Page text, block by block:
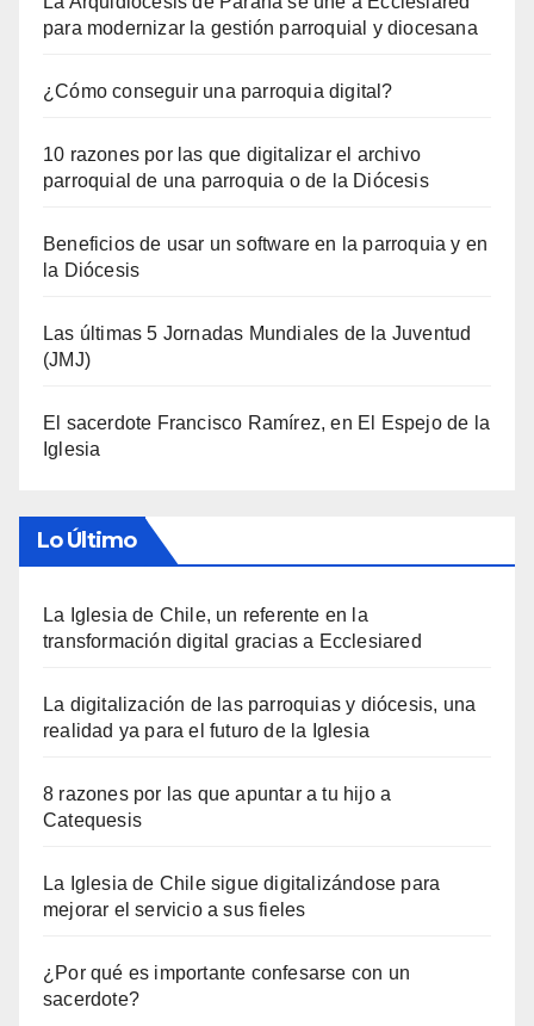
para modernizar la gestión parroquial y diocesana
¿Cómo conseguir una parroquia digital?
10 razones por las que digitalizar el archivo
parroquial de una parroquia o de la Diócesis
Beneficios de usar un software en la parroquia y en
la Diócesis
Las últimas 5 Jornadas Mundiales de la Juventud
(JMJ)
El sacerdote Francisco Ramírez, en El Espejo de la
Iglesia
Lo Último
La Iglesia de Chile, un referente en la
transformación digital gracias a Ecclesiared
La digitalización de las parroquias y diócesis, una
realidad ya para el futuro de la Iglesia
8 razones por las que apuntar a tu hijo a
Catequesis
La Iglesia de Chile sigue digitalizándose para
mejorar el servicio a sus fieles
¿Por qué es importante confesarse con un
sacerdote?